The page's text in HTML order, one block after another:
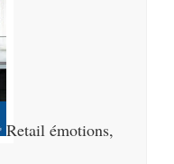
Retail émotions,